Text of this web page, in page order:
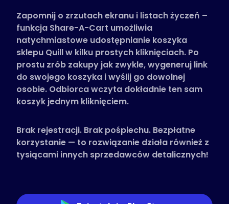
Obsługiwane sklepy
Często zadawane pytania
Poradniki
Polski (Polish)
Zapomnij o zrzutach ekranu i listach życzeń –
funkcja Share-A-Cart umożliwia
natychmiastowe udostępnianie koszyka
sklepu Quill w kilku prostych kliknięciach. Po
prostu zrób zakupy jak zwykle, wygeneruj link
do swojego koszyka i wyślij go dowolnej
osobie. Odbiorca wczyta dokładnie ten sam
koszyk jednym kliknięciem.
Brak rejestracji. Brak pośpiechu. Bezpłatne
korzystanie — to rozwiązanie działa również z
tysiącami innych sprzedawców detalicznych!